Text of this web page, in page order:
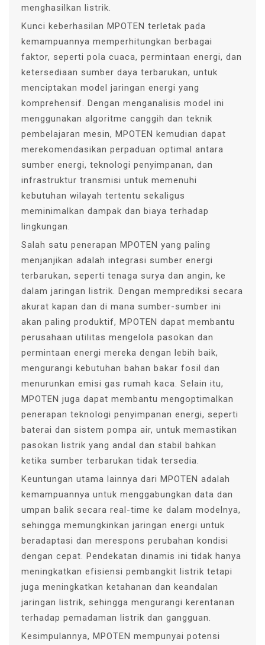
menghasilkan listrik.
Kunci keberhasilan MPOTEN terletak pada
kemampuannya memperhitungkan berbagai
faktor, seperti pola cuaca, permintaan energi, dan
ketersediaan sumber daya terbarukan, untuk
menciptakan model jaringan energi yang
komprehensif. Dengan menganalisis model ini
menggunakan algoritme canggih dan teknik
pembelajaran mesin, MPOTEN kemudian dapat
merekomendasikan perpaduan optimal antara
sumber energi, teknologi penyimpanan, dan
infrastruktur transmisi untuk memenuhi
kebutuhan wilayah tertentu sekaligus
meminimalkan dampak dan biaya terhadap
lingkungan.
Salah satu penerapan MPOTEN yang paling
menjanjikan adalah integrasi sumber energi
terbarukan, seperti tenaga surya dan angin, ke
dalam jaringan listrik. Dengan memprediksi secara
akurat kapan dan di mana sumber-sumber ini
akan paling produktif, MPOTEN dapat membantu
perusahaan utilitas mengelola pasokan dan
permintaan energi mereka dengan lebih baik,
mengurangi kebutuhan bahan bakar fosil dan
menurunkan emisi gas rumah kaca. Selain itu,
MPOTEN juga dapat membantu mengoptimalkan
penerapan teknologi penyimpanan energi, seperti
baterai dan sistem pompa air, untuk memastikan
pasokan listrik yang andal dan stabil bahkan
ketika sumber terbarukan tidak tersedia.
Keuntungan utama lainnya dari MPOTEN adalah
kemampuannya untuk menggabungkan data dan
umpan balik secara real-time ke dalam modelnya,
sehingga memungkinkan jaringan energi untuk
beradaptasi dan merespons perubahan kondisi
dengan cepat. Pendekatan dinamis ini tidak hanya
meningkatkan efisiensi pembangkit listrik tetapi
juga meningkatkan ketahanan dan keandalan
jaringan listrik, sehingga mengurangi kerentanan
terhadap pemadaman listrik dan gangguan.
Kesimpulannya, MPOTEN mempunyai potensi